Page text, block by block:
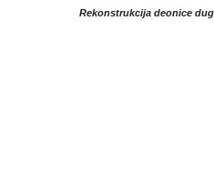
Rekonstrukcija deonice